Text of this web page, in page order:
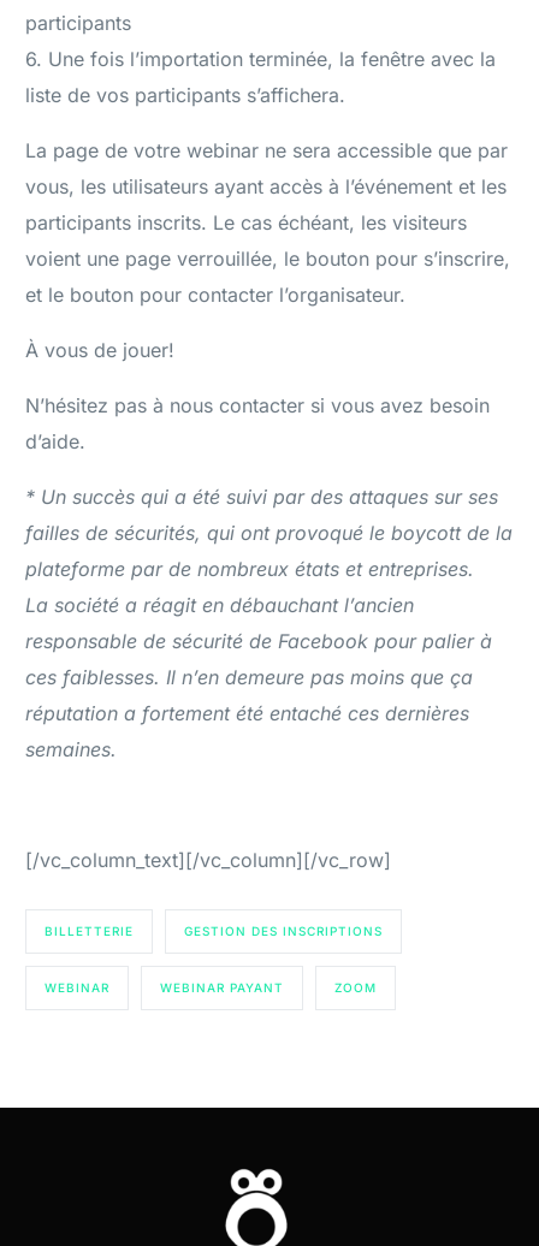
participants
6. Une fois l’importation terminée, la fenêtre avec la
liste de vos participants s’affichera.
La page de votre webinar ne sera accessible que par
vous, les utilisateurs ayant accès à l’événement et les
participants inscrits. Le cas échéant, les visiteurs
voient une page verrouillée, le bouton pour s’inscrire,
et le bouton pour contacter l’organisateur.
À vous de jouer!
N’hésitez pas à nous contacter si vous avez besoin
d’aide.
* Un succès qui a été suivi par des attaques sur ses
failles de sécurités, qui ont provoqué le boycott de la
plateforme par de nombreux états et entreprises.
La société a réagit en débauchant l’ancien
responsable de sécurité de Facebook pour palier à
ces faiblesses. Il n’en demeure pas moins que ça
réputation a fortement été entaché ces dernières
semaines.
[/vc_column_text][/vc_column][/vc_row]
BILLETTERIE GESTION DES INSCRIPTIONS
WEBINAR WEBINAR PAYANT ZOOM